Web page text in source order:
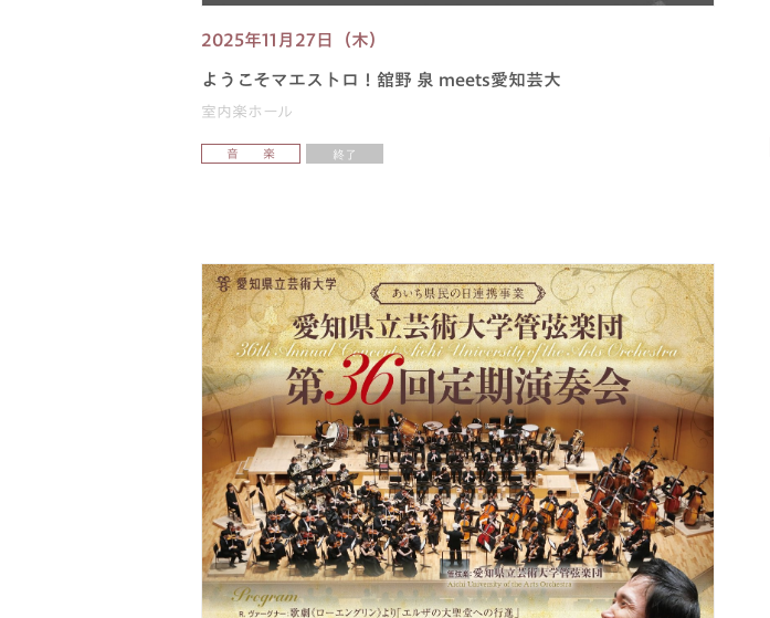
2025年11月27日（木）
ようこそマエストロ！舘野 泉 meets愛知芸大
室内楽ホール
音 楽 終了